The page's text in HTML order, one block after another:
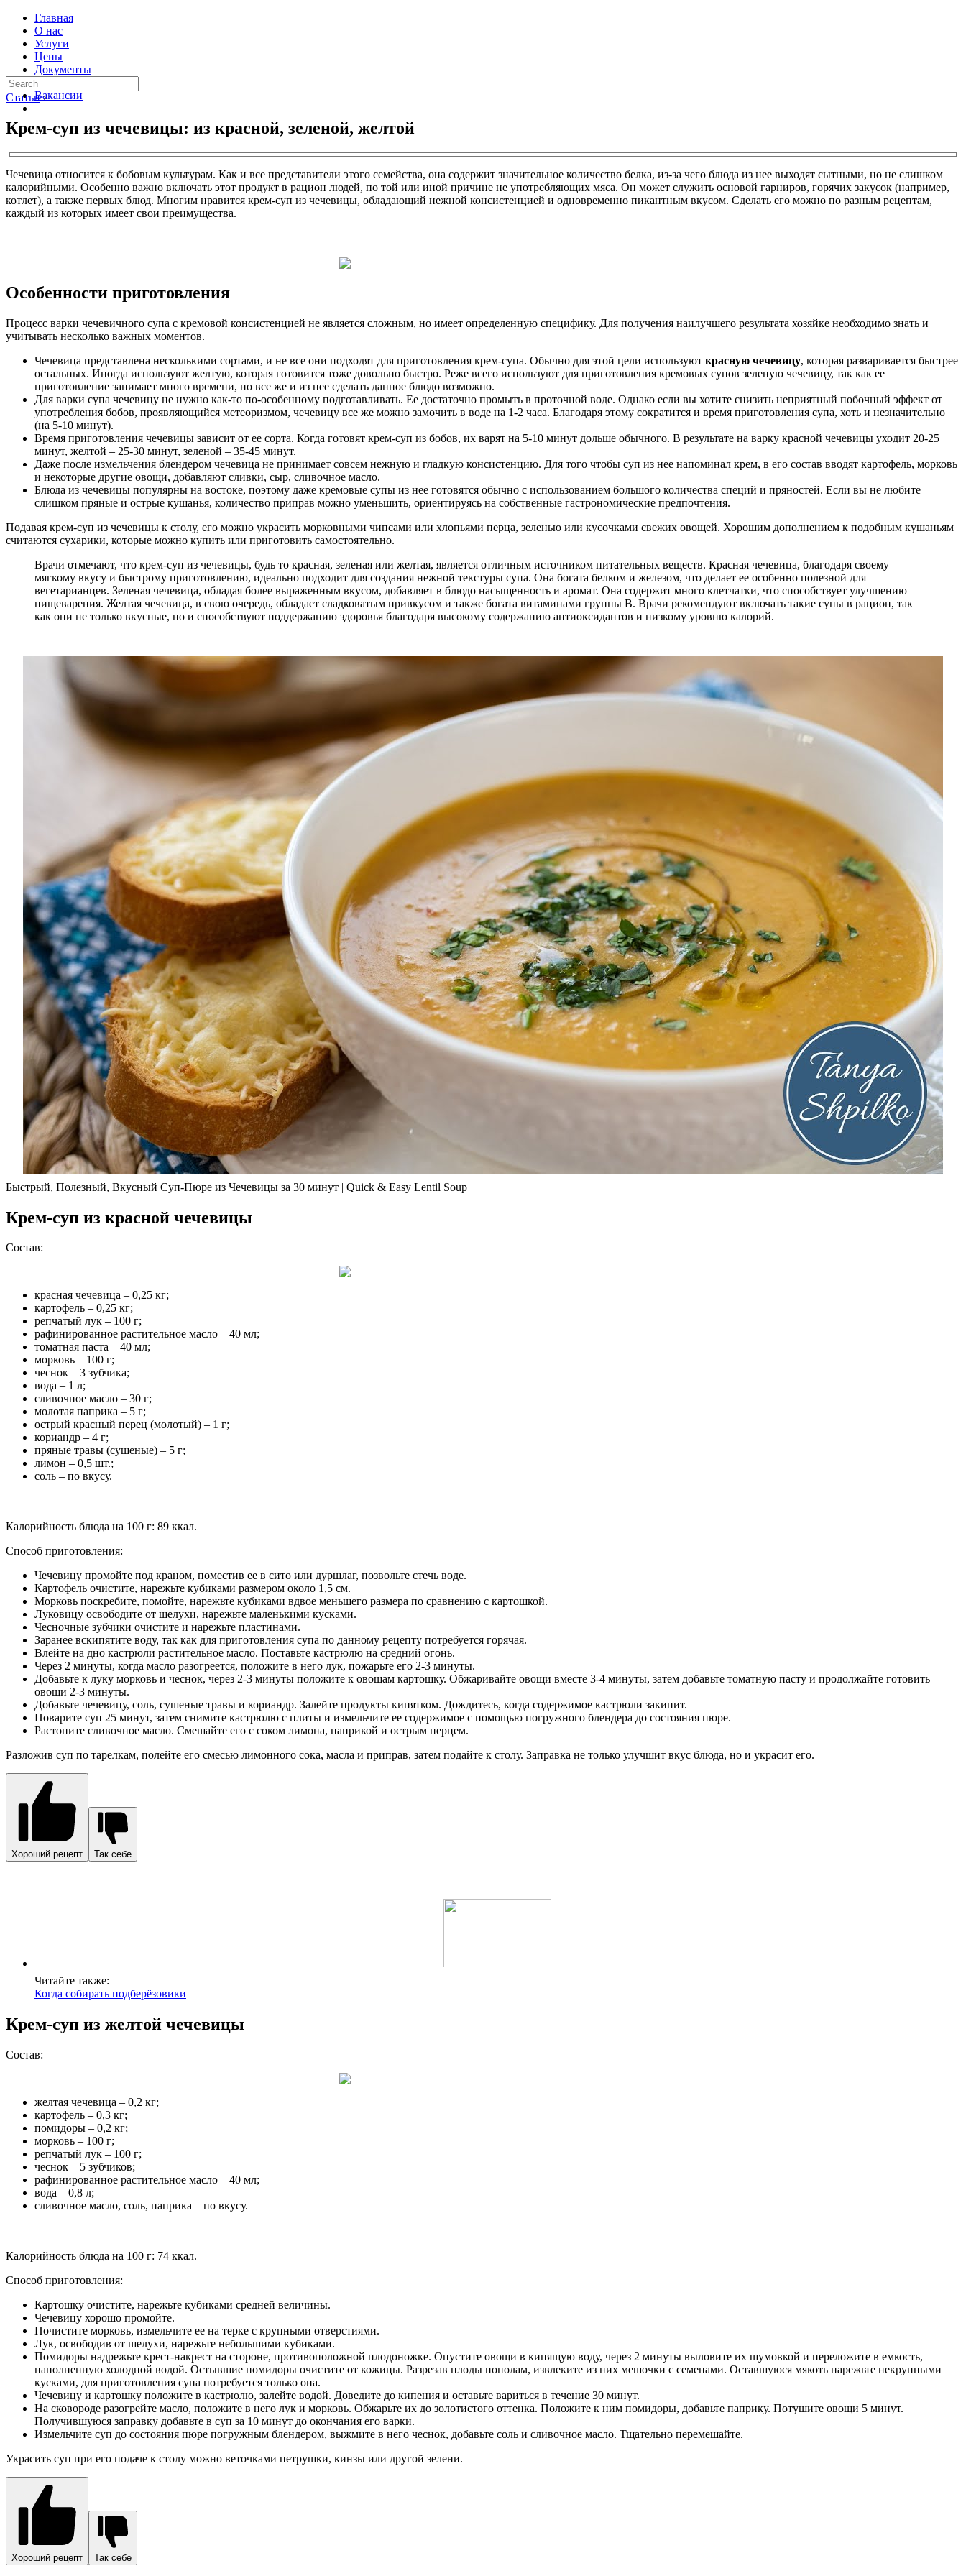
Главная
О нас
Услуги
Цены
Документы
Контакты
Вакансии
Статьи ›
Крем-суп из чечевицы: из красной, зеленой, желтой
Чечевица относится к бобовым культурам. Как и все представители этого семейства, она содержит значительное количество белка, из-за чего блюда из нее выходят сытными, но не слишком
калорийными. Особенно важно включать этот продукт в рацион людей, по той или иной причине не употребляющих мяса. Он может служить основой гарниров, горячих закусок (например,
котлет), а также первых блюд. Многим нравится крем-суп из чечевицы, обладающий нежной консистенцией и одновременно пикантным вкусом. Сделать его можно по разным рецептам,
каждый из которых имеет свои преимущества.
Особенности приготовления
Процесс варки чечевичного супа с кремовой консистенцией не является сложным, но имеет определенную специфику. Для получения наилучшего результата хозяйке необходимо знать и
учитывать несколько важных моментов.
Чечевица представлена несколькими сортами, и не все они подходят для приготовления крем-супа. Обычно для этой цели используют красную чечевицу, которая разваривается быстрее
остальных. Иногда используют желтую, которая готовится тоже довольно быстро. Реже всего используют для приготовления кремовых супов зеленую чечевицу, так как ее
приготовление занимает много времени, но все же и из нее сделать данное блюдо возможно.
Для варки супа чечевицу не нужно как-то по-особенному подготавливать. Ее достаточно промыть в проточной воде. Однако если вы хотите снизить неприятный побочный эффект от
употребления бобов, проявляющийся метеоризмом, чечевицу все же можно замочить в воде на 1-2 часа. Благодаря этому сократится и время приготовления супа, хоть и незначительно
(на 5-10 минут).
Время приготовления чечевицы зависит от ее сорта. Когда готовят крем-суп из бобов, их варят на 5-10 минут дольше обычного. В результате на варку красной чечевицы уходит 20-25
минут, желтой – 25-30 минут, зеленой – 35-45 минут.
Даже после измельчения блендером чечевица не принимает совсем нежную и гладкую консистенцию. Для того чтобы суп из нее напоминал крем, в его состав вводят картофель, морковь
и некоторые другие овощи, добавляют сливки, сыр, сливочное масло.
Блюда из чечевицы популярны на востоке, поэтому даже кремовые супы из нее готовятся обычно с использованием большого количества специй и пряностей. Если вы не любите
слишком пряные и острые кушанья, количество приправ можно уменьшить, ориентируясь на собственные гастрономические предпочтения.
Подавая крем-суп из чечевицы к столу, его можно украсить морковными чипсами или хлопьями перца, зеленью или кусочками свежих овощей. Хорошим дополнением к подобным кушаньям
считаются сухарики, которые можно купить или приготовить самостоятельно.
Врачи отмечают, что крем-суп из чечевицы, будь то красная, зеленая или желтая, является отличным источником питательных веществ. Красная чечевица, благодаря своему
мягкому вкусу и быстрому приготовлению, идеально подходит для создания нежной текстуры супа. Она богата белком и железом, что делает ее особенно полезной для
вегетарианцев. Зеленая чечевица, обладая более выраженным вкусом, добавляет в блюдо насыщенность и аромат. Она содержит много клетчатки, что способствует улучшению
пищеварения. Желтая чечевица, в свою очередь, обладает сладковатым привкусом и также богата витаминами группы B. Врачи рекомендуют включать такие супы в рацион, так
как они не только вкусные, но и способствуют поддержанию здоровья благодаря высокому содержанию антиоксидантов и низкому уровню калорий.
Быстрый, Полезный, Вкусный Суп-Пюре из Чечевицы за 30 минут | Quick & Easy Lentil Soup
Крем-суп из красной чечевицы
Состав:
красная чечевица – 0,25 кг;
картофель – 0,25 кг;
репчатый лук – 100 г;
рафинированное растительное масло – 40 мл;
томатная паста – 40 мл;
морковь – 100 г;
чеснок – 3 зубчика;
вода – 1 л;
сливочное масло – 30 г;
молотая паприка – 5 г;
острый красный перец (молотый) – 1 г;
кориандр – 4 г;
пряные травы (сушеные) – 5 г;
лимон – 0,5 шт.;
соль – по вкусу.
Калорийность блюда на 100 г: 89 ккал.
Способ приготовления:
Чечевицу промойте под краном, поместив ее в сито или дуршлаг, позвольте стечь воде.
Картофель очистите, нарежьте кубиками размером около 1,5 см.
Морковь поскребите, помойте, нарежьте кубиками вдвое меньшего размера по сравнению с картошкой.
Луковицу освободите от шелухи, нарежьте маленькими кусками.
Чесночные зубчики очистите и нарежьте пластинами.
Заранее вскипятите воду, так как для приготовления супа по данному рецепту потребуется горячая.
Влейте на дно кастрюли растительное масло. Поставьте кастрюлю на средний огонь.
Через 2 минуты, когда масло разогреется, положите в него лук, пожарьте его 2-3 минуты.
Добавьте к луку морковь и чеснок, через 2-3 минуты положите к овощам картошку. Обжаривайте овощи вместе 3-4 минуты, затем добавьте томатную пасту и продолжайте готовить
овощи 2-3 минуты.
Добавьте чечевицу, соль, сушеные травы и кориандр. Залейте продукты кипятком. Дождитесь, когда содержимое кастрюли закипит.
Поварите суп 25 минут, затем снимите кастрюлю с плиты и измельчите ее содержимое с помощью погружного блендера до состояния пюре.
Растопите сливочное масло. Смешайте его с соком лимона, паприкой и острым перцем.
Разложив суп по тарелкам, полейте его смесью лимонного сока, масла и приправ, затем подайте к столу. Заправка не только улучшит вкус блюда, но и украсит его.
Хороший рецепт Так себе
Читайте также:
Когда собирать подберёзовики
Крем-суп из желтой чечевицы
Состав:
желтая чечевица – 0,2 кг;
картофель – 0,3 кг;
помидоры – 0,2 кг;
морковь – 100 г;
репчатый лук – 100 г;
чеснок – 5 зубчиков;
рафинированное растительное масло – 40 мл;
вода – 0,8 л;
сливочное масло, соль, паприка – по вкусу.
Калорийность блюда на 100 г: 74 ккал.
Способ приготовления:
Картошку очистите, нарежьте кубиками средней величины.
Чечевицу хорошо промойте.
Почистите морковь, измельчите ее на терке с крупными отверстиями.
Лук, освободив от шелухи, нарежьте небольшими кубиками.
Помидоры надрежьте крест-накрест на стороне, противоположной плодоножке. Опустите овощи в кипящую воду, через 2 минуты выловите их шумовкой и переложите в емкость,
наполненную холодной водой. Остывшие помидоры очистите от кожицы. Разрезав плоды пополам, извлеките из них мешочки с семенами. Оставшуюся мякоть нарежьте некрупными
кусками, для приготовления супа потребуется только она.
Чечевицу и картошку положите в кастрюлю, залейте водой. Доведите до кипения и оставьте вариться в течение 30 минут.
На сковороде разогрейте масло, положите в него лук и морковь. Обжарьте их до золотистого оттенка. Положите к ним помидоры, добавьте паприку. Потушите овощи 5 минут.
Получившуюся заправку добавьте в суп за 10 минут до окончания его варки.
Измельчите суп до состояния пюре погружным блендером, выжмите в него чеснок, добавьте соль и сливочное масло. Тщательно перемешайте.
Украсить суп при его подаче к столу можно веточками петрушки, кинзы или другой зелени.
Хороший рецепт Так себе